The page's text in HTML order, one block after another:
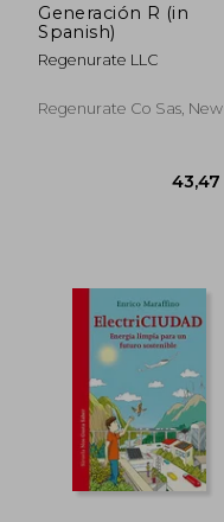
Generación R (in
Spanish)
Regenurate LLC
Regenurate Co Sas, New